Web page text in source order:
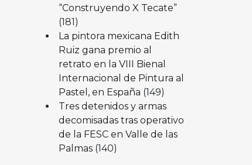
“Construyendo X Tecate”
(181)
La pintora mexicana Edith
Ruiz gana premio al
retrato en la VIII Bienal
Internacional de Pintura al
Pastel, en España (149)
Tres detenidos y armas
decomisadas tras operativo
de la FESC en Valle de las
Palmas (140)